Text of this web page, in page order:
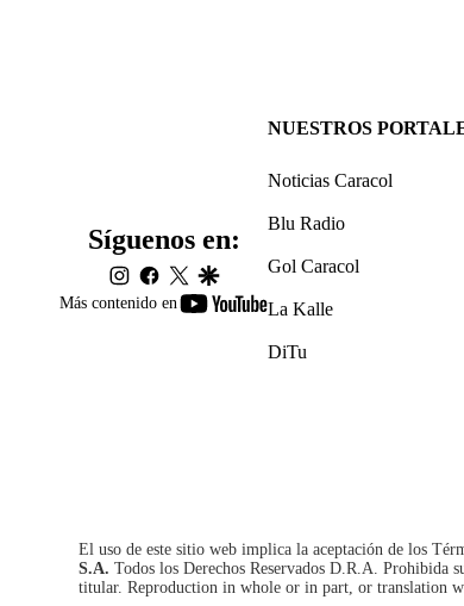
Más contenido en
youtube-
Síguenos en:
instagram
facebook
twittergoogle
NUESTROS
Noticias Caracol
Blu Radio
Gol Caracol
La Kalle
DiTu
El uso de este sitio web implica la aceptación de los
S.A. Todos los Derechos Reservados D.R.A. Prohibida
titular. Reproduction in whole or in part, or translation